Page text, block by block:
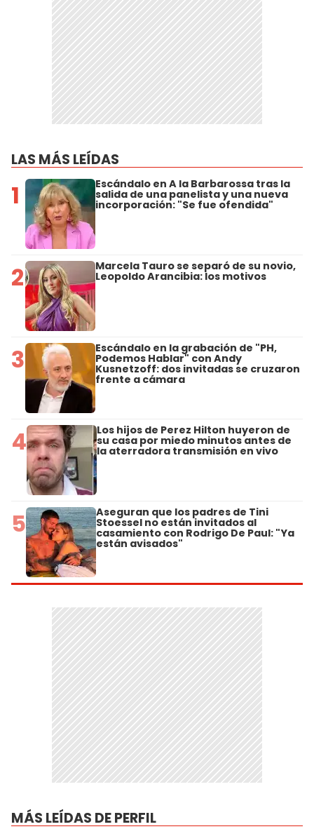
LAS MÁS LEÍDAS
1 Escándalo en A la Barbarossa tras la
salida de una panelista y una nueva
incorporación: "Se fue ofendida"
2 Marcela Tauro se separó de su novio,
Leopoldo Arancibia: los motivos
3 Escándalo en la grabación de "PH,
Podemos Hablar" con Andy
Kusnetzoff: dos invitadas se cruzaron
frente a cámara
4 Los hijos de Perez Hilton huyeron de
su casa por miedo minutos antes de
la aterradora transmisión en vivo
5 Aseguran que los padres de Tini
Stoessel no están invitados al
casamiento con Rodrigo De Paul: "Ya
están avisados"
MÁS LEÍDAS DE PERFIL